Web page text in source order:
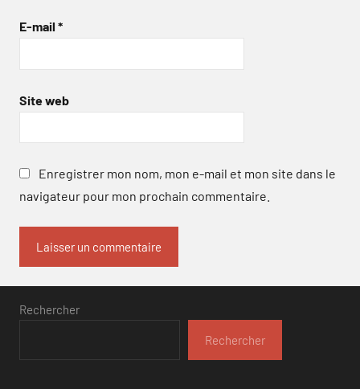
E-mail *
Site web
Enregistrer mon nom, mon e-mail et mon site dans le
navigateur pour mon prochain commentaire.
Rechercher
Rechercher